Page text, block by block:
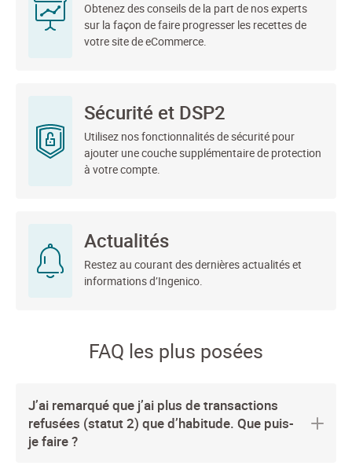
Obtenez des conseils de la part de nos experts
sur la façon de faire progresser les recettes de
votre site de eCommerce.
Sécurité et DSP2
Utilisez nos fonctionnalités de sécurité pour
ajouter une couche supplémentaire de protection
à votre compte.
Actualités
Restez au courant des dernières actualités et
informations d’Ingenico.
FAQ les plus posées
J’ai remarqué que j’ai plus de transactions
refusées (statut 2) que d’habitude. Que puis-
je faire ?